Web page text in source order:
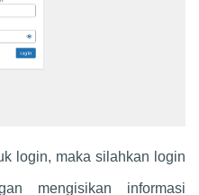
login, maka silahkan login
mengisikan informasi